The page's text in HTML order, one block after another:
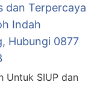
dan Terpercaya
Indah
Hubungi 0877
Untuk SIUP dan